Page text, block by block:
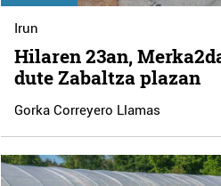
Irun
Hilaren 23an,
dute Zabaltza plazan
Gorka Correyero Llamas